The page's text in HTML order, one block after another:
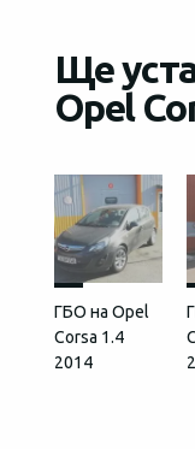
Ще
Opel
ГБО на Opel
Corsa 1.4
2014